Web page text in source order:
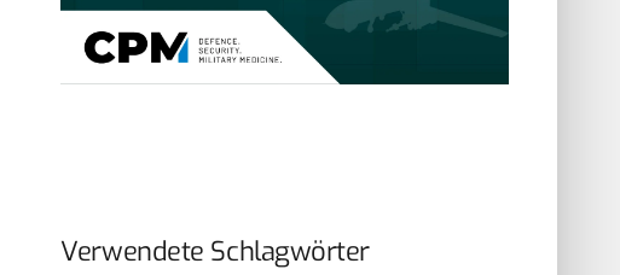
Verwendete Schlagwörter